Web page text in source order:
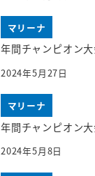
マリーナ
年間チャンピオン
2024年5月27日
マリーナ
年間チャンピオン
2024年5月8日